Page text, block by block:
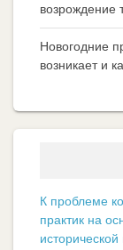
возрождение
Новогодние
возникает и
К проблеме
практик на
исторической